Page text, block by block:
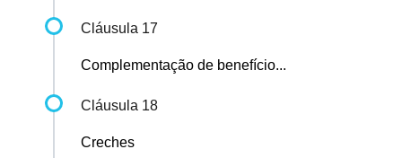
Cláusula 17
Complementação de benefício...
Cláusula 18
Creches